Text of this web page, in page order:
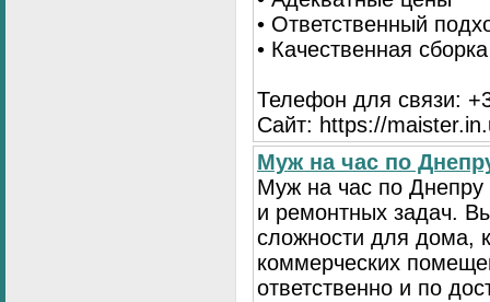
• Ответственный
• Качественная
Телефон для связи:
Сайт: https://
Муж на час по
Муж на час по
и ремонтных задач.
сложности для дома,
коммерческих
ответственно и по